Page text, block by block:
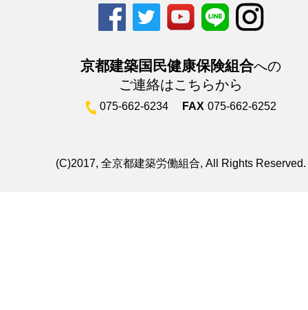
京都建築国民健康保険組合への
ご連絡はこちらから
075-662-6234 FAX 075-662-6252
(C)2017, 全京都建築労働組合, All Rights Reserved.